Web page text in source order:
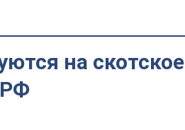
на скотское